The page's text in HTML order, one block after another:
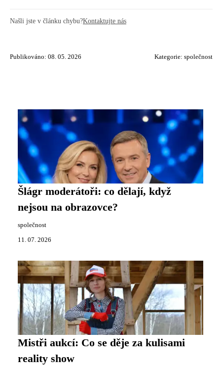
Našli jste v článku chybu?Kontaktujte nás
Publikováno: 08. 05. 2026 Kategorie: společnost
Šlágr moderátoři: co dělají, když
nejsou na obrazovce?
společnost
11. 07. 2026
Mistři aukcí: Co se děje za kulisami
reality show